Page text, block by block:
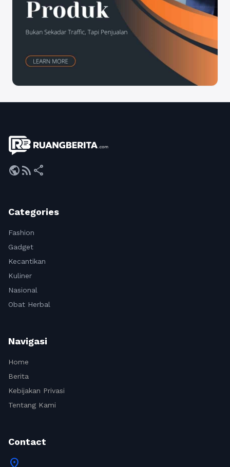
publicrss_feed share
Categories
Fashion
Gadget
Kecantikan
Kuliner
Nasional
Obat Herbal
Navigasi
Home
Berita
Kebijakan Privasi
Tentang Kami
Contact
location_on